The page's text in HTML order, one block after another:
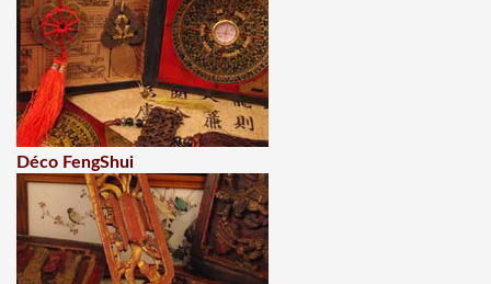
Déco FengShui